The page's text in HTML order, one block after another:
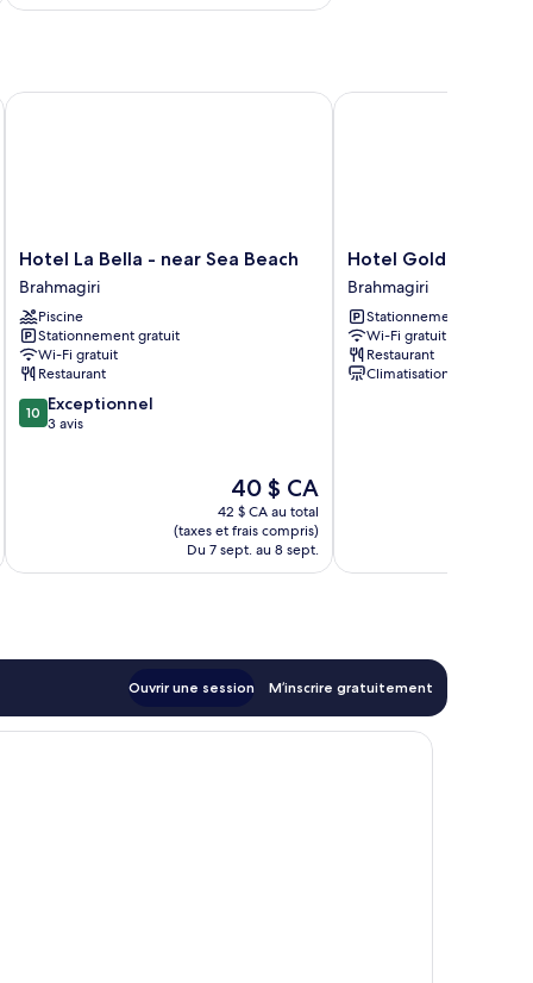
Hotels' Group
Hotel
La
Bella
-
near
Sea
Beach
Brahmagiri
Hotel La Bella - near Sea Beach
Brahmagiri
Piscine
Stationnement gratuit
Wi-Fi gratuit
Restaurant
10.0
sur
10 Exceptionnel
3 avis
Le
prix
est
de
40 $ CA
40 $ CA
42 $ CA au total
(taxes et frais compris)
Du 7 sept. au 8 sept.
Hotel La Bella - near Sea Beach
Hotel
Golden
Dust
Royal
Puri
Brahmagiri
Hotel Golden Dust
Brahmagiri
Stationnement gratuit
Wi-Fi gratuit
Restaurant
Climatisation
Hotel Golden Dust
Ouvrir une session M’inscrire gratuitement